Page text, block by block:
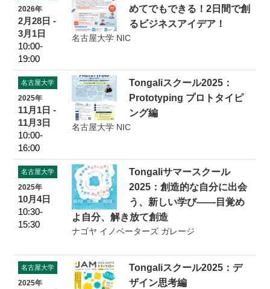
2026年
2月28日 -
3月1日
10:00-
19:00
めてでもできる！2日間で創
るビジネスアイデア！
名古屋大学 NIC
名古屋大学
2025年
11月1日 -
11月3日
10:00-
16:00
Tongaliスクール2025：
Prototyping プロトタイピ
ング編
名古屋大学 NIC
名古屋大学
2025年
10月4日
10:30-
15:30
Tongaliサマースクール
2025：創造的な自分に出会
う、新しい学び――目覚め
よ自分、解き放て創造
ナゴヤ イノベーターズ ガレージ
名古屋大学
2025年
Tongaliスクール2025：デ
ザイン思考編